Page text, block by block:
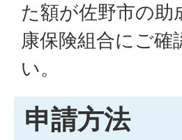
た額が佐野市の
康保険組合にご
い。
申請方法